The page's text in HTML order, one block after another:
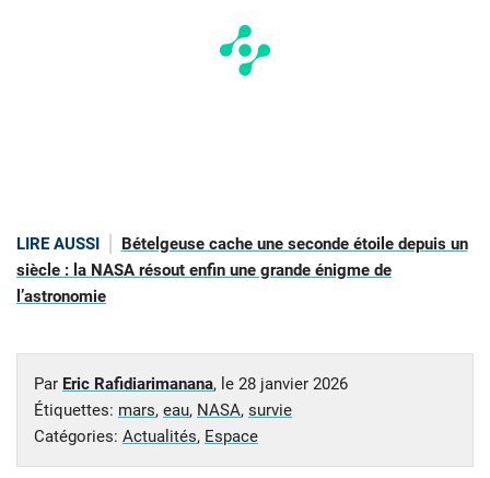
LIRE AUSSI
Bételgeuse cache une seconde étoile depuis un
siècle : la NASA résout enfin une grande énigme de
l’astronomie
Par Eric Rafidiarimanana, le 28 janvier 2026
Étiquettes: mars, eau, NASA, survie
Catégories: Actualités, Espace